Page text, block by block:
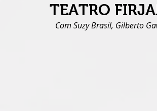
TEATRO
Com Suzy Brasil, Gilberto